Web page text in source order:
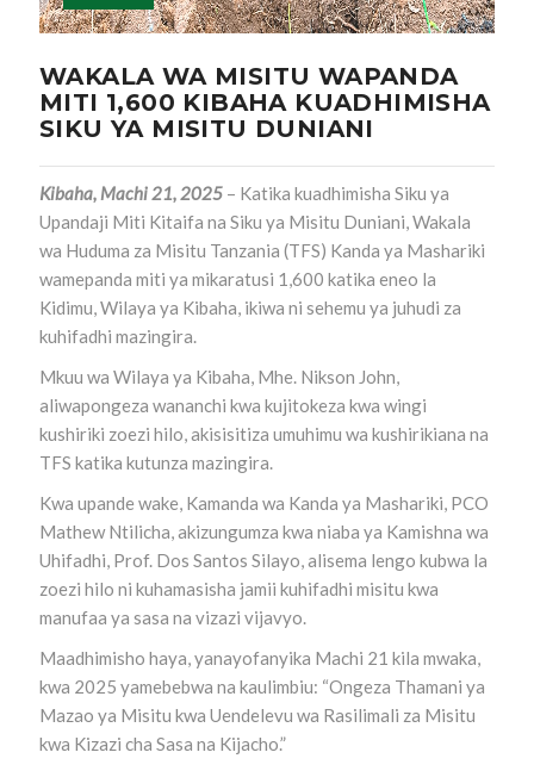
WAKALA WA MISITU WAPANDA
MITI 1,600 KIBAHA KUADHIMISHA
SIKU YA MISITU DUNIANI
Kibaha, Machi 21, 2025 – Katika kuadhimisha Siku ya
Upandaji Miti Kitaifa na Siku ya Misitu Duniani, Wakala
wa Huduma za Misitu Tanzania (TFS) Kanda ya Mashariki
wamepanda miti ya mikaratusi 1,600 katika eneo la
Kidimu, Wilaya ya Kibaha, ikiwa ni sehemu ya juhudi za
kuhifadhi mazingira.
Mkuu wa Wilaya ya Kibaha, Mhe. Nikson John,
aliwapongeza wananchi kwa kujitokeza kwa wingi
kushiriki zoezi hilo, akisisitiza umuhimu wa kushirikiana na
TFS katika kutunza mazingira.
Kwa upande wake, Kamanda wa Kanda ya Mashariki, PCO
Mathew Ntilicha, akizungumza kwa niaba ya Kamishna wa
Uhifadhi, Prof. Dos Santos Silayo, alisema lengo kubwa la
zoezi hilo ni kuhamasisha jamii kuhifadhi misitu kwa
manufaa ya sasa na vizazi vijavyo.
Maadhimisho haya, yanayofanyika Machi 21 kila mwaka,
kwa 2025 yamebebwa na kaulimbiu: “Ongeza Thamani ya
Mazao ya Misitu kwa Uendelevu wa Rasilimali za Misitu
kwa Kizazi cha Sasa na Kijacho.”